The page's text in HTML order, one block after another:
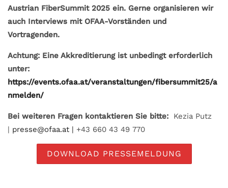
Austrian FiberSummit 2025 ein. Gerne organisieren wir
auch Interviews mit OFAA-Vorständen und
Vortragenden.
Achtung: Eine Akkreditierung ist unbedingt erforderlich
unter:
https://events.ofaa.at/veranstaltungen/fibersummit25/a
nmelden/
Bei weiteren Fragen kontaktieren Sie bitte: Kezia Putz
| presse@ofaa.at | +43 660 43 49 770
DOWNLOAD PRESSEMELDUNG